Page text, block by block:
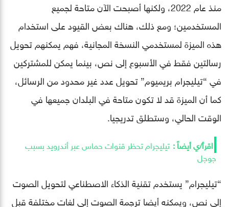
منذ عام 2022، ولكنها أصبحت الآن متاحة لجميع
المستخدمين؛ ومع ذلك، هناك بعض القيود على استخدام
هذه الميزة لمستخدمي النسخة المجانية، فهم يمكنهم تحويل
رسالتين فقط في الأسبوع إلى نص، بينما يمكن للمشتركين
في “تيليجرام بريميوم” تحويل عدد غير محدود من الرسائل،
كما أن الميزة قد لا تكون متاحة في البلدان جميعها في
الوقت الحالي، وستطلق تدريجيا.
تيليجرام تحظر قنوات حماس عبر أندرويد بسبب
جوجل
“تيليجرام” يستخدم تقنية الذكاء الاصطناعي لتحويل الصوت
إلى نص، ويمكنه أيضا ترجمة الصوت إلى لغات مختلفة قبل